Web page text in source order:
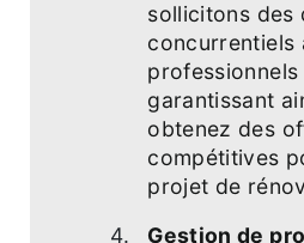
sollicitons des
concurrentiels
garantissant
obtenez des
compétitives
projet de
Gestion de